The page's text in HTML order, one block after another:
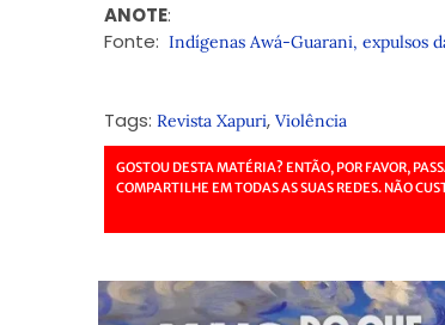
ANOTE:
Fonte: Indígenas Awá-Guarani, expulsos
Tags: Revista Xapuri, Violência
GOSTOU DESTA MATÉRIA? ENTÃO, POR FAVOR,
COMPARTILHE EM TODAS AS SUAS REDES. NÃO